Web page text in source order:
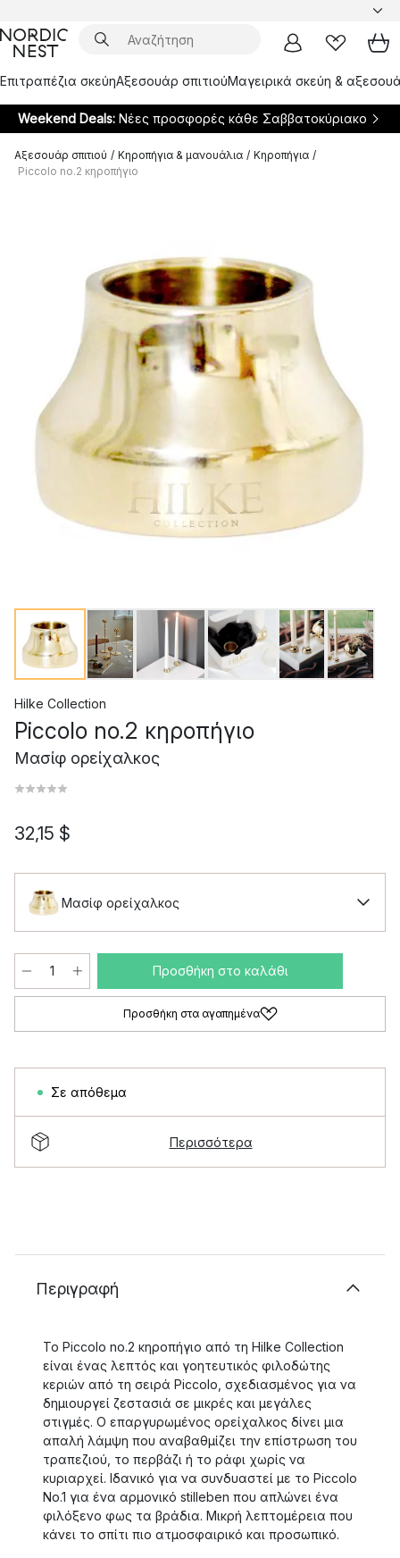
Επιτραπέζια σκεύηΑξεσουάρ σπιτιούΜαγειρικά σκεύη &
Weekend Deals: Νέες προσφορές κάθε Σαββατοκύριακο
Αξεσουάρ σπιτιού / Κηροπήγια & μανουάλια / Κηροπήγια /
Piccolo no.2 κηροπήγιο
Hilke Collection
Piccolo no.2 κηροπήγιο
Μασίφ ορείχαλκος
32,15 $
Μασίφ ορείχαλκος
Προσθήκη στο καλάθι
Προσθήκη στα αγαπημένα
Σε απόθεμα
Περισσότερα
Περιγραφή
Το Piccolo no.2 κηροπήγιο από τη Hilke Collection
είναι ένας λεπτός και γοητευτικός φιλοδώτης
κεριών από τη σειρά Piccolo, σχεδιασμένος για να
δημιουργεί ζεστασιά σε μικρές και μεγάλες
στιγμές. Ο επαργυρωμένος ορείχαλκος δίνει μια
απαλή λάμψη που αναβαθμίζει την επίστρωση του
τραπεζιού, το περβάζι ή το ράφι χωρίς να
κυριαρχεί. Ιδανικό για να συνδυαστεί με το Piccolo
No.1 για ένα αρμονικό stilleben που απλώνει ένα
φιλόξενο φως τα βράδια. Μικρή λεπτομέρεια που
κάνει το σπίτι πιο ατμοσφαιρικό και προσωπικό.